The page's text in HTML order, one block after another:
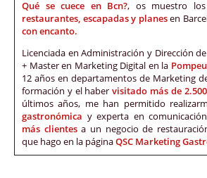
Qué se cuece en Bcn?, os muestro
restaurantes, escapadas y planesen
con encanto.
Licenciada en Administración y Dirección
+ Master en Marketing Digital en la
12 años en departamentos de Marketing
formación y el habervisitado más de
últimos años, me han permitido
gastronómica y experta en
más clientes a un negocio de
que hago en la páginaQSC Marketing